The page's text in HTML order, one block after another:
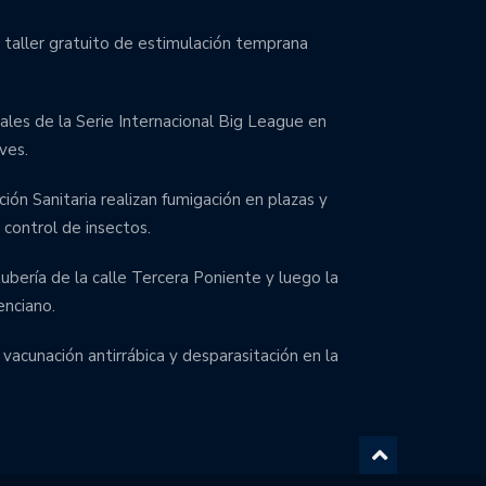
gratuito de estimulación temprana
de la Serie Internacional Big League en
Sanitaria realizan fumigación en plazas y
de insectos.
de la calle Tercera Poniente y luego la
antirrábica y desparasitación en la